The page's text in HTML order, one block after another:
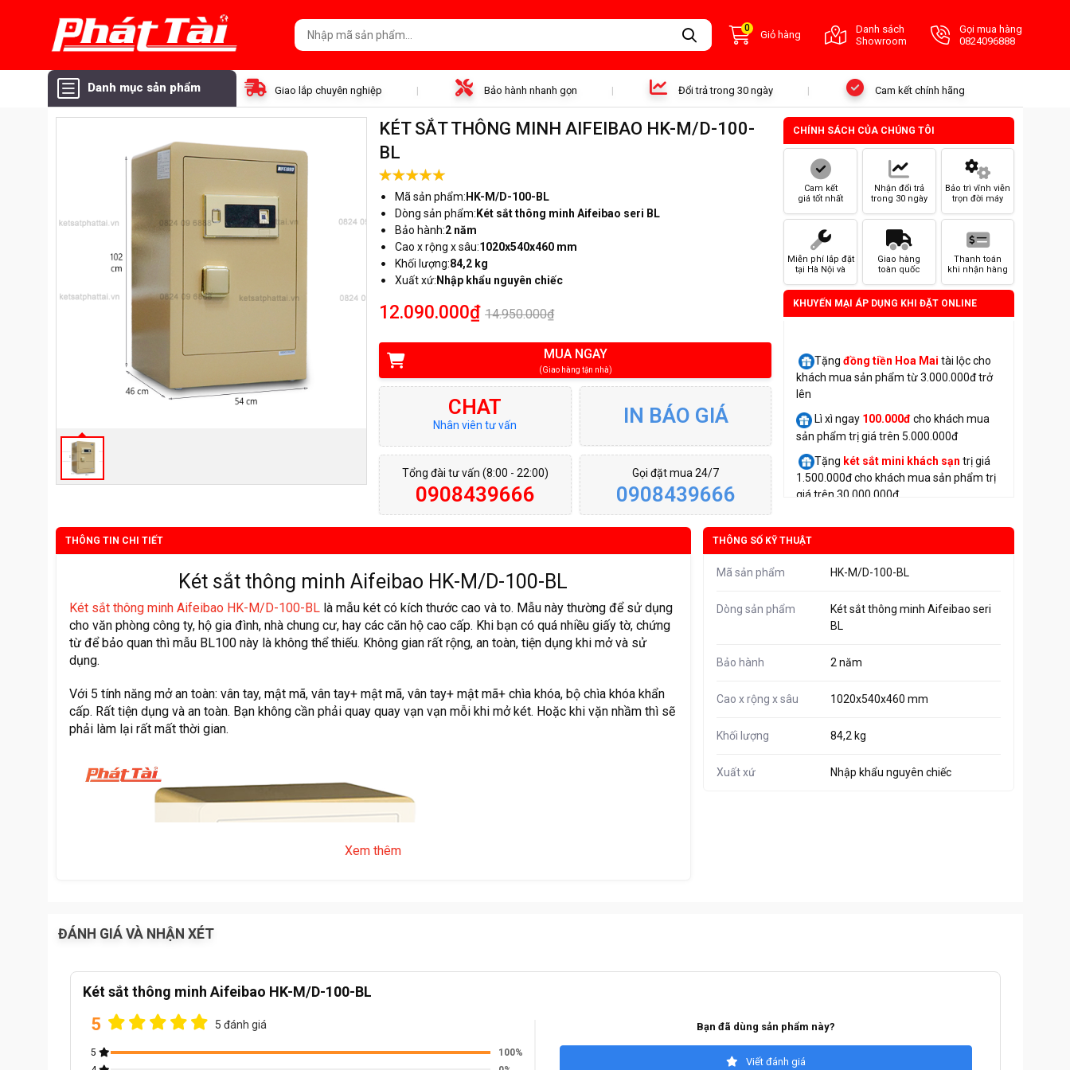
0
Giỏ hàng
Danh sách
Showroom
Gọi mua hàng
0824096888
Danh mục sản phẩm Giao lắp chuyên nghiệp Bảo hành nhanh gọn Đổi trả trong 30 ngày Cam kết chính hãng
KÉT SẮT THÔNG MINH AIFEIBAO HK-M/D-100-
BL
Mã sản phẩm: HK-M/D-100-BL
Dòng sản phẩm: Két sắt thông minh Aifeibao seri BL
Bảo hành:2 năm
Cao x rộng x sâu:1020x540x460 mm
Khối lượng:84,2 kg
Xuất xứ: Nhập khẩu nguyên chiếc
12.090.000₫ 14.950.000₫
MUA NGAY
(Giao hàng tận nhà)
CHAT
Nhân viên tư vấn IN BÁO GIÁ
Tổng đài tư vấn (8:00 - 22:00)
0908439666
Gọi đặt mua 24/7
0908439666
CHÍNH SÁCH CỦA CHÚNG TÔI
Cam kết
giá tốt nhất
Nhận đổi trả
trong 30 ngày
Bảo trì vĩnh viễn
trọn đời máy
Miễn phí lắp đặt
tại Hà Nội và
Giao hàng
toàn quốc
Thanh toán
khi nhận hàng
KHUYẾN MẠI ÁP DỤNG KHI ĐẶT ONLINE
Tặngđồng tiền Hoa Mai tài lộc cho
khách mua sản phẩm từ 3.000.000đ trở
lên
Lì xì ngay 100.000đcho khách mua
sản phẩm trị giá trên 5.000.000đ
Tặng két sắt mini khách sạn trị giá
1.500.000đ cho khách mua sản phẩm trị
giá trên 30.000.000đ
THÔNG TIN CHI TIẾT
Két sắt thông minh Aifeibao HK-M/D-100-BL
Két sắt thông minh Aifeibao HK-M/D-100-BLlà mẫu két có kích thước cao và to. Mẫu này thường để sử dụng
cho văn phòng công ty, hộ gia đình, nhà chung cư, hay các căn hộ cao cấp. Khi bạn có quá nhiều giấy tờ, chứng
từ để bảo quan thì mẫu BL100 này là không thể thiếu. Không gian rất rộng, an toàn, tiện dụng khi mở và sử
dụng.
Với 5 tính năng mở an toàn: vân tay, mật mã, vân tay+ mật mã, vân tay+ mật mã+ chìa khóa, bộ chìa khóa khẩn
cấp. Rất tiện dụng và an toàn. Bạn không cần phải quay quay vạn vạn mỗi khi mở két. Hoặc khi vặn nhầm thì sẽ
phải làm lại rất mất thời gian.
Xem thêm
THÔNG SỐ KỸ THUẬT
Mã sản phẩm HK-M/D-100-BL
Dòng sản phẩm
Két sắt thông minh Aifeibao seri
BL
Bảo hành 2 năm
Cao x rộng x sâu 1020x540x460 mm
Khối lượng 84,2 kg
Xuất xứ Nhập khẩu nguyên chiếc
ĐÁNH GIÁ VÀ NHẬN XÉT
Két sắt thông minh Aifeibao HK-M/D-100-BL
5 5 đánh giá
5
100%
Bạn đã dùng sản phẩm này?
Viết đánh giá